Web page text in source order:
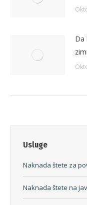
Da
Usluge
Naknada štete za
Naknada štete na